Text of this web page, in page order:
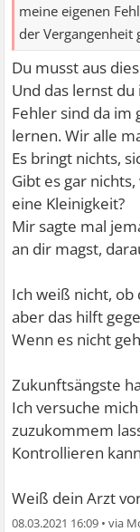
meine eigenen
der Vergangenheit
Du musst aus
Und das lernst
Fehler sind da im
lernen. Wir alle
Es bringt nichts,
Gibt es gar
eine Kleinigkeit?
Mir sagte mal
an dir magst,
Ich weiß nicht,
aber das hilft
Wenn es nicht
Zukunftsängste
Ich versuche
zuzukommem
Kontrollieren
Weiß dein Arzt
08.03.2021 16:09 •